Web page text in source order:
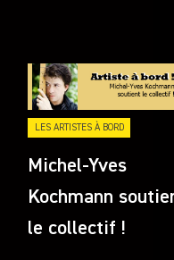
LES ARTISTES À BORD
Michel-Yves
Kochmann
le collectif !